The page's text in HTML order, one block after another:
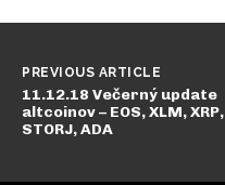
PREVIOUS ARTICLE
11.12.18 Večerný update
altcoinov – EOS, XLM, XRP,
STORJ, ADA